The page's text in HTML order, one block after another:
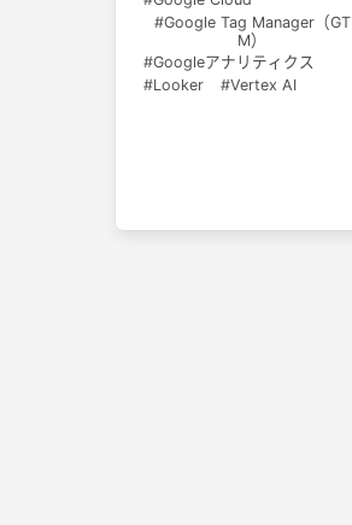
Google Tag Manager（GT
M）
Googleアナリティクス
Looker
Vertex AI